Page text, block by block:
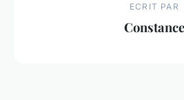
ECRIT PAR
Constance